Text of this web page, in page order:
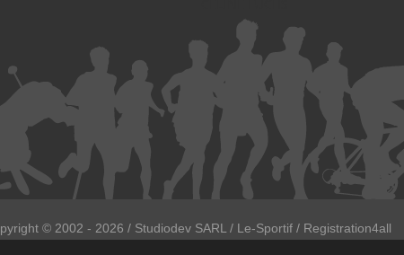
© 2002 - 2026 / Studiodev SARL / Le-Sportif / Registration4all